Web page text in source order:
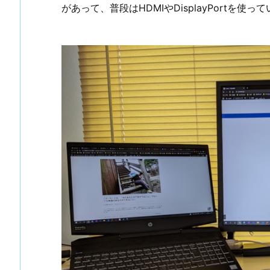
があって、普段はHDMIやDisplayPortを使って